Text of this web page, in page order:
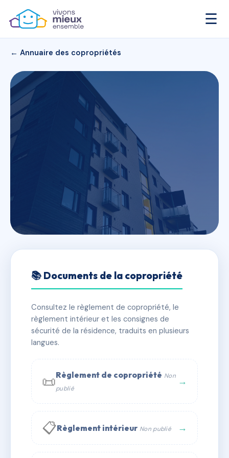
☰
← Annuaire des copropriétés
SDC FORET 139
✓ Immatriculée 🏠 9 lots 🏗 1 bâtiment(s)
📞 Contacter Syndic Digital
📚 Documents de la copropriété
Consultez le règlement de copropriété, le
règlement intérieur et les consignes de
sécurité de la résidence, traduits en plusieurs
langues.
📜Règlement de copropriété Non
publié
→
📋Règlement intérieur Non publié →